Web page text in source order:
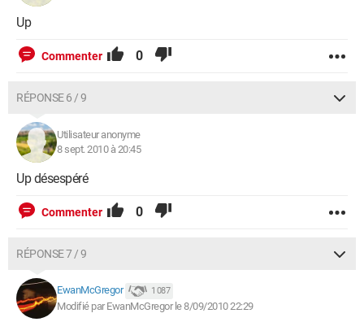
Up
Commenter 0
RÉPONSE 6 / 9
Utilisateur anonyme
8 sept. 2010 à 20:45
Up désespéré
Commenter 0
RÉPONSE 7 / 9
EwanMcGregor 1 087
Modifié par EwanMcGregor le 8/09/2010 22:29